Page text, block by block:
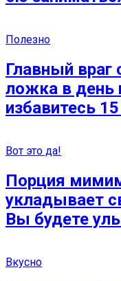
Полезно
Главный враг
ложка в день
избавитесь
Вот это да!
Порция
укладывает
Вы будете
Вкусно